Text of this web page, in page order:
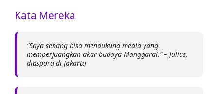
Kata Mereka
"Saya senang bisa mendukung media yang
memperjuangkan akar budaya Manggarai." – Julius,
diaspora di Jakarta